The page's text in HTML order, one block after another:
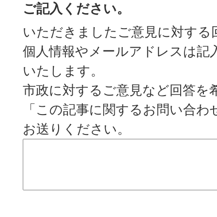
ご記入ください。
いただきましたご意見に対する
個人情報やメールアドレスは記
いたします。
市政に対するご意見など回答を
「この記事に関するお問い合
お送りください。